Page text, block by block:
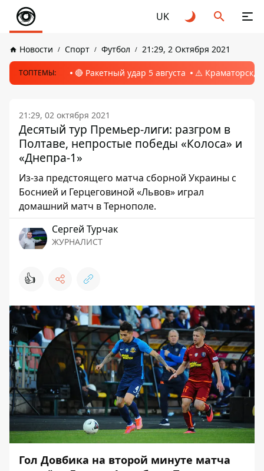
UK
Новости Спорт Футбол 21:29, 2 Октября 2021
ТОПТЕМЫ: 🔴 Ракетный удар 5 августа ⚠️ Краматорск,
21:29, 02 октября 2021
Десятый тур Премьер-лиги: разгром в
Полтаве, непростые победы «Колоса» и
«Днепра-1»
Из-за предстоящего матча сборной Украины c
Боснией и Герцеговиной «Львов» играл
домашний матч в Тернополе.
Сергей Турчак
ЖУРНАЛИСТ
👍
Гол Довбика на второй минуте матча